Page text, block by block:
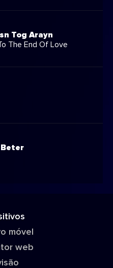
Tog Arayn
The End Of Love
Beter
móvel
web